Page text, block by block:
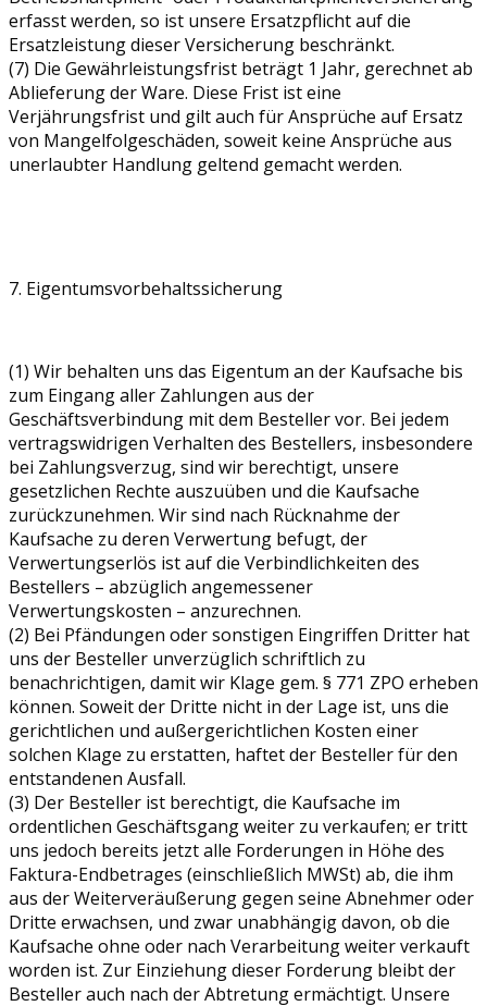
erfasst werden, so ist unsere Ersatzpflicht auf die
Ersatzleistung dieser Versicherung beschränkt.
(7) Die Gewährleistungsfrist beträgt 1 Jahr, gerechnet ab
Ablieferung der Ware. Diese Frist ist eine
Verjährungsfrist und gilt auch für Ansprüche auf Ersatz
von Mangelfolgeschäden, soweit keine Ansprüche aus
unerlaubter Handlung geltend gemacht werden.
7. Eigentumsvorbehaltssicherung
(1) Wir behalten uns das Eigentum an der Kaufsache bis
zum Eingang aller Zahlungen aus der
Geschäftsverbindung mit dem Besteller vor. Bei jedem
vertragswidrigen Verhalten des Bestellers, insbesondere
bei Zahlungsverzug, sind wir berechtigt, unsere
gesetzlichen Rechte auszuüben und die Kaufsache
zurückzunehmen. Wir sind nach Rücknahme der
Kaufsache zu deren Verwertung befugt, der
Verwertungserlös ist auf die Verbindlichkeiten des
Bestellers – abzüglich angemessener
Verwertungskosten – anzurechnen.
(2) Bei Pfändungen oder sonstigen Eingriffen Dritter hat
uns der Besteller unverzüglich schriftlich zu
benachrichtigen, damit wir Klage gem. § 771 ZPO erheben
können. Soweit der Dritte nicht in der Lage ist, uns die
gerichtlichen und außergerichtlichen Kosten einer
solchen Klage zu erstatten, haftet der Besteller für den
entstandenen Ausfall.
(3) Der Besteller ist berechtigt, die Kaufsache im
ordentlichen Geschäftsgang weiter zu verkaufen; er tritt
uns jedoch bereits jetzt alle Forderungen in Höhe des
Faktura-Endbetrages (einschließlich MWSt) ab, die ihm
aus der Weiterveräußerung gegen seine Abnehmer oder
Dritte erwachsen, und zwar unabhängig davon, ob die
Kaufsache ohne oder nach Verarbeitung weiter verkauft
worden ist. Zur Einziehung dieser Forderung bleibt der
Besteller auch nach der Abtretung ermächtigt. Unsere